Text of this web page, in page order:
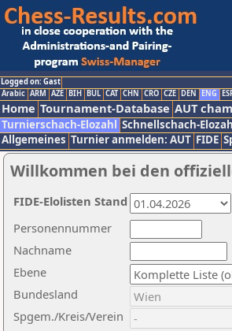
Logged on: Gast
Arabic ARM AZE BIH BUL CAT CHN CRO CZE DEN ENG
Home Tournament-Database AUT
Turnierschach-Elozahl Schnellschach-
Allgemeines Turnier anmelden: AUT FIDE
Willkommen bei den
Nachname
Ebene
Personennummer
Bundesland
Spgem./Kreis/Verein
FIDE-Elolisten Stand